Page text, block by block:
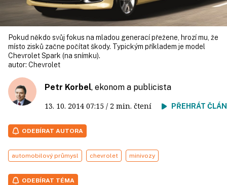
Pokud někdo svůj fokus na mladou generací přežene, hrozí mu, že
místo zisků začne počítat škody. Typickým příkladem je model
Chevrolet Spark (na snímku).
autor: Chevrolet
Petr Korbel, ekonom a publicista
13. 10. 2014 07:15 / 2 min. čtení PŘEHRÁT
ODEBÍRAT AUTORA
automobilový průmysl chevrolet minivozy
ODEBÍRAT TÉMA